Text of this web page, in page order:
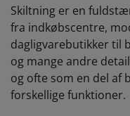
Skiltning er en
fra indkøbscentre,
dagligvarebutikker til
og mange andre
og ofte som en del af
forskellige funktioner.